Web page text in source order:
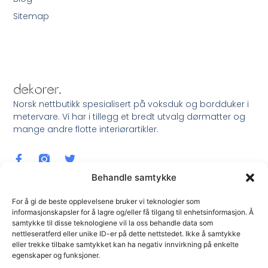
Behandle samtykke
For å gi de beste opplevelsene bruker vi teknologier som
informasjonskapsler for å lagre og/eller få tilgang til enhetsinformasjon. Å
samtykke til disse teknologiene vil la oss behandle data som
nettleseratferd eller unike ID-er på dette nettstedet. Ikke å samtykke
eller trekke tilbake samtykket kan ha negativ innvirkning på enkelte
egenskaper og funksjoner.
Norsk nettbutikk spesialisert på voksduk og bordduker i
metervare. Vi har i tillegg et bredt utvalg dørmatter og
mange andre flotte interiørartikler.
Sitemap
Meld Deg På Nyhetsbrev !